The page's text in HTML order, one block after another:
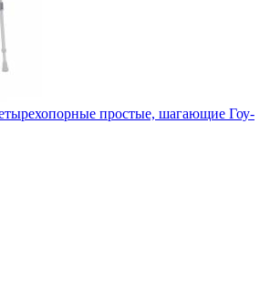
простые, шагающие Гоу-